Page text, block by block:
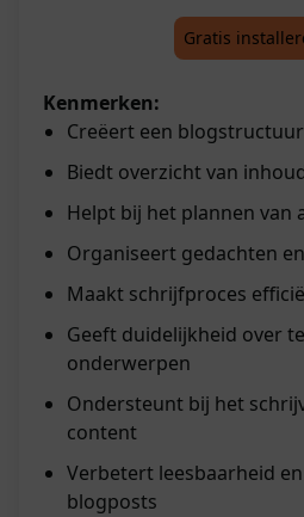
Gratis
Kenmerken:
Creëert een blogstructuur
Biedt overzicht van
Helpt bij het plannen van
Organiseert gedachten
Maakt schrijfproces
Geeft duidelijkheid over
onderwerpen
Ondersteunt bij het
content
Verbetert leesbaarheid
blogposts